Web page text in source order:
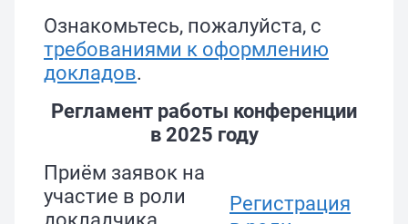
Ознакомьтесь, пожалуйста, с
требованиями к оформлению
докладов.
Регламент работы конференции
в 2025 году
Приём заявок на
участие в роли
Регистрация